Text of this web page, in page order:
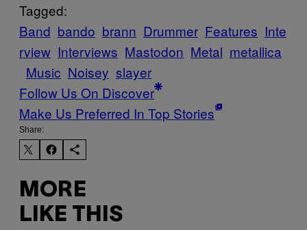
Tagged:
Band bando brann Drummer Features Inte
rview Interviews Mastodon Metal metallica
Music Noisey slayer
Follow Us On Discover
Make Us Preferred In Top Stories
Share:
MORE
LIKE THIS